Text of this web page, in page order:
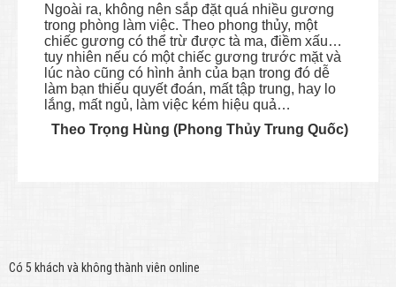
Ngoài ra, không nên sắp đặt quá nhiều gương
trong phòng làm việc. Theo phong thủy, một
chiếc gương có thể trừ được tà ma, điềm xấu…
tuy nhiên nếu có một chiếc gương trước mặt và
lúc nào cũng có hình ảnh của bạn trong đó dễ
làm bạn thiếu quyết đoán, mất tập trung, hay lo
lắng, mất ngủ, làm việc kém hiệu quả…
Theo Trọng Hùng (Phong Thủy Trung Quốc)
Có 5 khách và không thành viên online